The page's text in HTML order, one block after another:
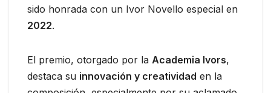
sido honrada con un Ivor Novello especial en
2022.
El premio, otorgado por la Academia Ivors,
destaca su innovación y creatividad en la